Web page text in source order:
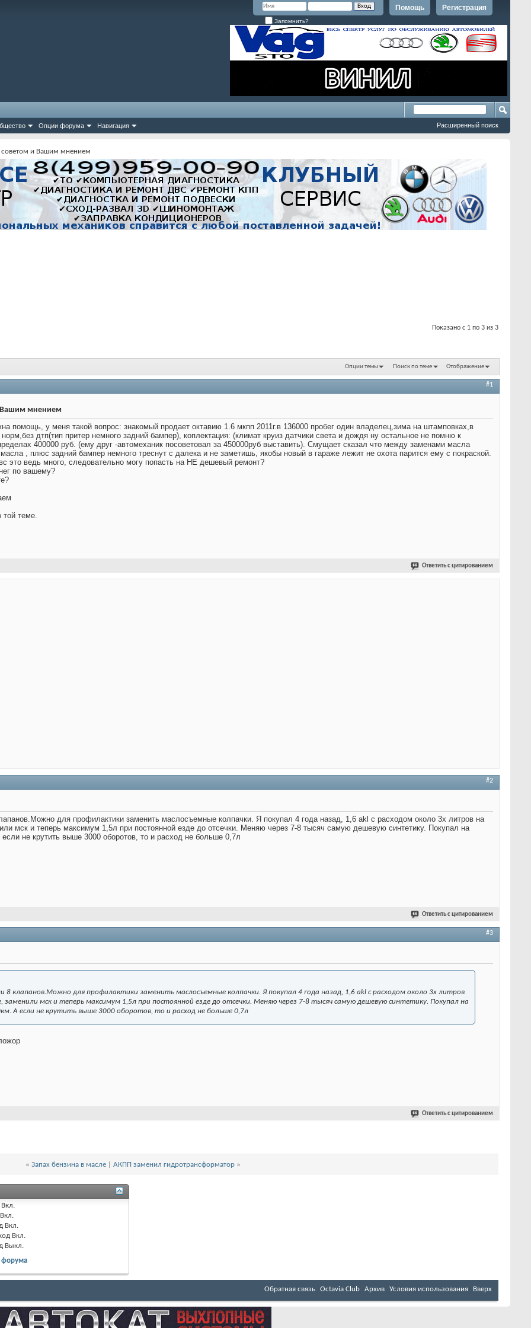
Регистрация
Помощь
Запомнить?
Опции форума Навигация Расширенный поиск
и Вашим мнением
Показано с 1 по 3 из 3
Опции темы Поиск по теме Отображение
#1
мнением
помощь, у меня такой вопрос: знакомый продает октавию 1.6 мкпп 2011г.в 136000 пробег один владелец,зима на штамповках,в
дтп(тип притер немного задний бампер), коплектация: (климат круиз датчики света и дождя ну остальное не помню к
400000 руб. (ему друг -автомеханик посоветовал за 450000руб выставить). Смущает сказал что между заменами масла
, плюс задний бампер немного треснут с далека и не заметишь, якобы новый в гараже лежит не охота парится ему с покраской.
это ведь много, следовательно могу попасть на НЕ дешевый ремонт?
по вашему?
той теме.
Ответить с цитированием
#2
для профилактики заменить маслосъемные колпачки. Я покупал 4 года назад, 1,6 akl с расходом около 3х литров на
мск и теперь максимум 1,5л при постоянной езде до отсечки. Меняю через 7-8 тысяч самую дешевую синтетику. Покупал на
не крутить выше 3000 оборотов, то и расход не больше 0,7л
Ответить с цитированием
#3
8 клапанов.Можно для профилактики заменить маслосъемные колпачки. Я покупал 4 года назад, 1,6 akl с расходом около 3х литров
заменили мск и теперь максимум 1,5л при постоянной езде до отсечки. Меняю через 7-8 тысяч самую дешевую синтетику. Покупал на
А если не крутить выше 3000 оборотов, то и расход не больше 0,7л
Ответить с цитированием
« Запах бензина в масле| АКПП заменил гидротрансформатор »
Вкл.
Вкл.
Вкл.
Вкл.
Выкл.
форума
Обратная связь Octavia Club Архив Условия использования Вверх